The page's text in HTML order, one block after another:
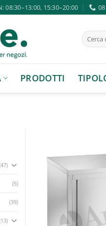
08:30–13:00, 15:30–20:00
Cerca:
PRODOTTI
(5)
(39)